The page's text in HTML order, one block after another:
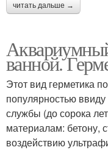
читать дальше →
ванной.
Этот вид герметика
популярностью
службы (до сорока
материалам: бетону,
воздействию